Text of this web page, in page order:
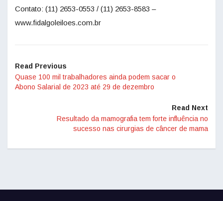
Contato: (11) 2653-0553 / (11) 2653-8583 –
www.fidalgoleiloes.com.br
Read Previous
Quase 100 mil trabalhadores ainda podem sacar o
Abono Salarial de 2023 até 29 de dezembro
Read Next
Resultado da mamografia tem forte influência no
sucesso nas cirurgias de câncer de mama